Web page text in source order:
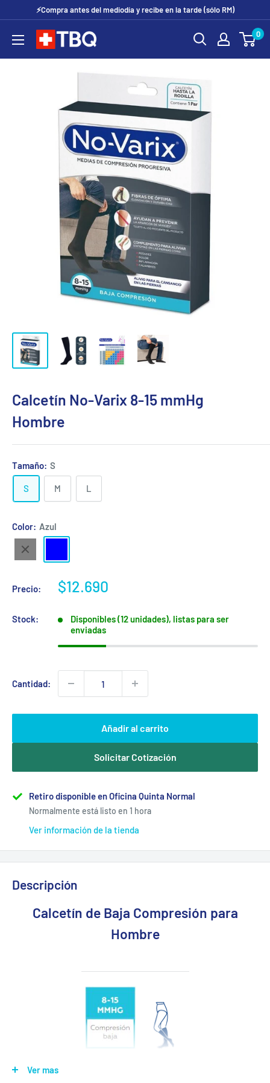
contenido
⚡Compra antes del mediodía y recibe en la tarde (sólo RM)
tubotiquin.cl 0
Calcetín No-Varix 8-15 mmHg
Hombre
Tamaño: S
S M L
Color: Azul
Negro
Precio:
Precio
venta
$12.690
Stock:
Disponibles (12 unidades), listas para ser
enviadas
Cantidad:
Añadir al carrito
Solicitar Cotización
Retiro disponible en Oficina Quinta Normal
Normalmente está listo en 1 hora
Ver información de la tienda
Descripción
Calcetín de Baja Compresión para
Hombre
Estas medias de uso casual, semiformal y formal, son
Ver mas